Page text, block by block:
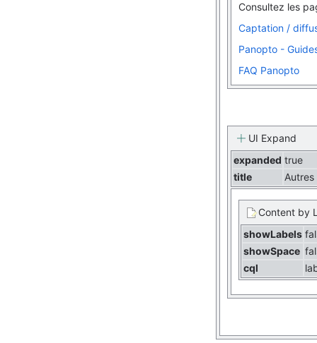
Consultez les
Captation /
Panopto -
FAQ Panopto
UI Expand
expanded true
title
Content by
showLabels
showSpace
cql